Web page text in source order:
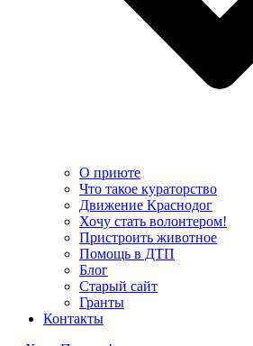
О приюте
Что такое кураторство
Движение Краснодог
Хочу стать волонтером!
Пристроить животное
Помощь в ДТП
Блог
Старый сайт
Гранты
Контакты